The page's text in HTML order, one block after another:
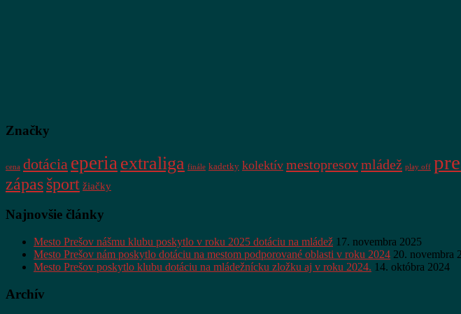
Značky
cena dotácia eperiaextraliga finále kadetky kolektív mestopresovmládež play off
zápasšport žiačky
Najnovšie články
Mesto Prešov nášmu klubu poskytlo v roku 2025 dotáciu na mládež 17. novembra 2025
Mesto Prešov nám poskytlo dotáciu na mestom podporované oblasti v roku 2024 20. novembra
Mesto Prešov poskytlo klubu dotáciu na mládežnícku zložku aj v roku 2024. 14. októbra 2024
Archív